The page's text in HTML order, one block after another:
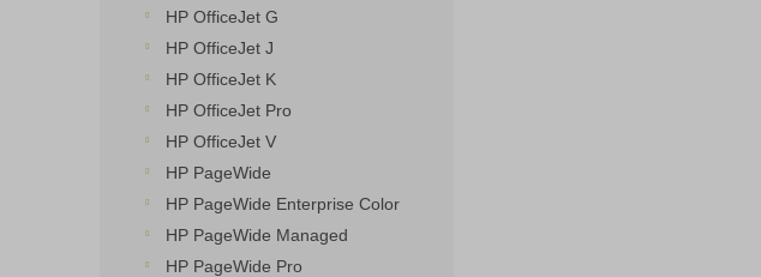
HP OfficeJet G
HP OfficeJet J
HP OfficeJet K
HP OfficeJet Pro
HP OfficeJet V
HP PageWide
HP PageWide Enterprise Color
HP PageWide Managed
HP PageWide Pro